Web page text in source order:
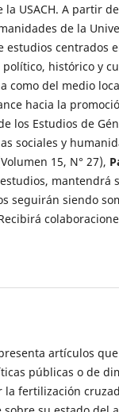
USACH. A partir
de la
estudios centrados
histórico y
como del medio
hacia la
los Estudios de
sociales y
15, N° 27),
mantendrá
seguirán siendo
artículos
públicas o de
fertilización